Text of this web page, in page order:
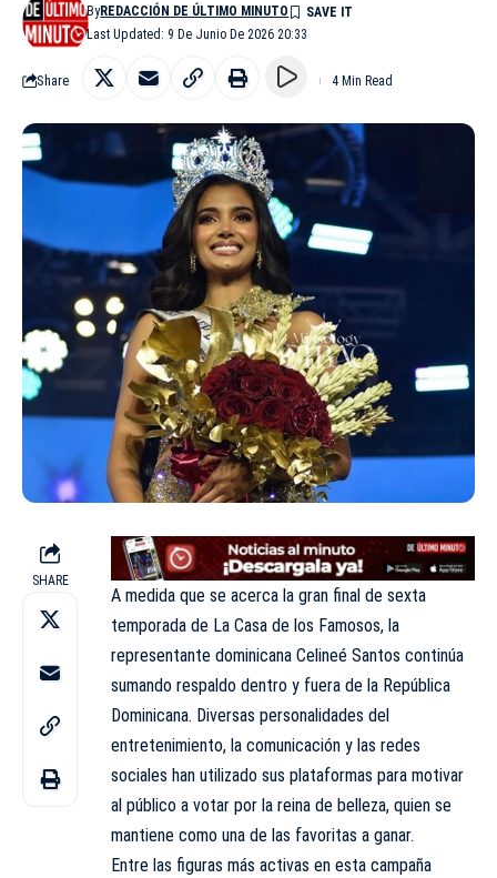
Last Updated: 9 De Junio De 2026 20:33
ByREDACCIÓN DE ÚLTIMO MINUTO
Share 4 Min Read
SHARE
A medida que se acerca la gran final de sexta
temporada de La Casa de los Famosos, la
representante dominicana Celineé Santos continúa
sumando respaldo dentro y fuera de la República
Dominicana. Diversas personalidades del
entretenimiento, la comunicación y las redes
sociales han utilizado sus plataformas para motivar
al público a votar por la reina de belleza, quien se
mantiene como una de las favoritas a ganar.
Entre las figuras más activas en esta campaña